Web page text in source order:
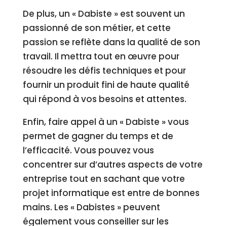
De plus, un « Dabiste » est souvent un
passionné de son métier, et cette
passion se reflète dans la qualité de son
travail. Il mettra tout en œuvre pour
résoudre les défis techniques et pour
fournir un produit fini de haute qualité
qui répond à vos besoins et attentes.
Enfin, faire appel à un « Dabiste » vous
permet de gagner du temps et de
l’efficacité. Vous pouvez vous
concentrer sur d’autres aspects de votre
entreprise tout en sachant que votre
projet informatique est entre de bonnes
mains. Les « Dabistes » peuvent
également vous conseiller sur les